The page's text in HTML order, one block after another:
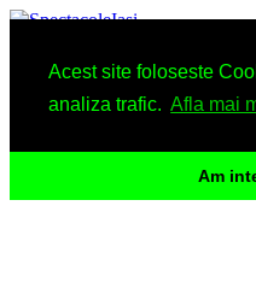
Acest site foloseste
analiza trafic. Afla mai
Am
Spectacole
Arhiva
Informatii